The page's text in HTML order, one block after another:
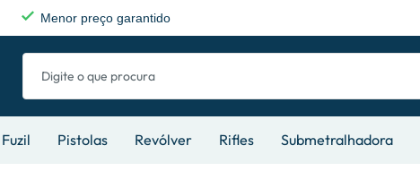
Menor preço garantido
Fuzil Pistolas Revólver Rifles Submetralhadora